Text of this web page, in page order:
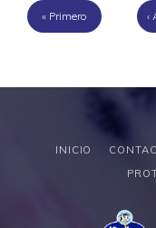
« Primero ‹
INICIO